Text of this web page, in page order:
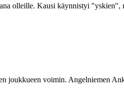
olleille. Kausi käynnistyi
joukkueen voimin. Angelniemen